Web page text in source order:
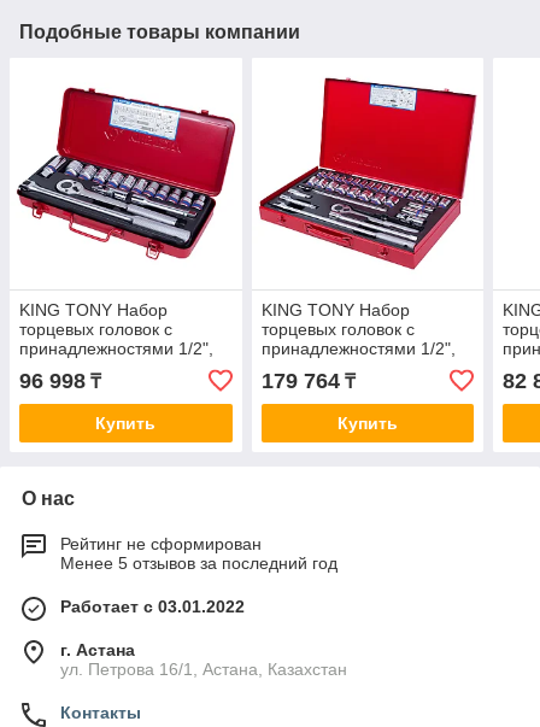
Подобные товары компании
KING TONY Набор
торцевых головок с
принадлежностями 1/2",
двенадцатигранные, 10-
27 мм, 16 предметов
KING TONY
96 998 ₸
Купить
KING TONY Набор
торцевых головок с
принадлежностями 1/2",
двенадцатигранные, 8-32
мм, 33 предмета KING
TONY
179 764₸
Купить
24
82
О нас
Рейтинг не сформирован
Менее 5 отзывов за последний год
Работает с 03.01.2022
г. Астана
ул. Петрова 16/1, Астана, Казахстан
Контакты